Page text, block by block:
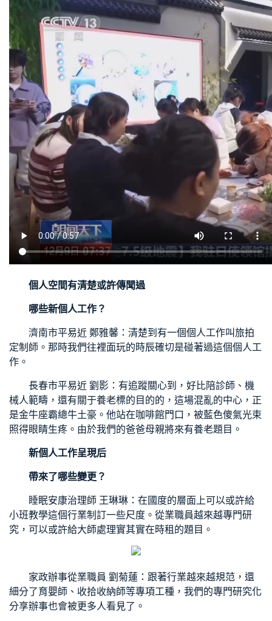
個人空間有清楚或許傳聞過
哪些新個人工作？
濟南市平易近 鄭雅馨：清楚到有一個個人工作叫旅拍
定制師。那時我們往裡面玩的時辰確切是碰著過這個個人工
作。
長春市平易近 劉影：有追蹤關心到，好比陪診師、機
械人範疇，還有關于養老標的目的的，這場混亂的中心，正
是金牛座霸總牛土豪。他站在咖啡館門口，被藍色傻氣光束
照得眼睛生疼。由於我們的爸爸母親將來有養老題目。
新個人工作呈現后
帶來了哪些變更？
睡眠安康治理師 王琳琳：在國度的層面上可以或許給
小班教學這個行業制訂一些尺度。從業職員越來越專門研
究，可以或許給大師處理實其實在時租的題目。
家政辦事從業職員 劉菊蓮：跟著行業越來越規范，還
細分了育嬰師、收拾收納師等專項工種，我們的專門研究化
分享辦事也會被更多人看見了。